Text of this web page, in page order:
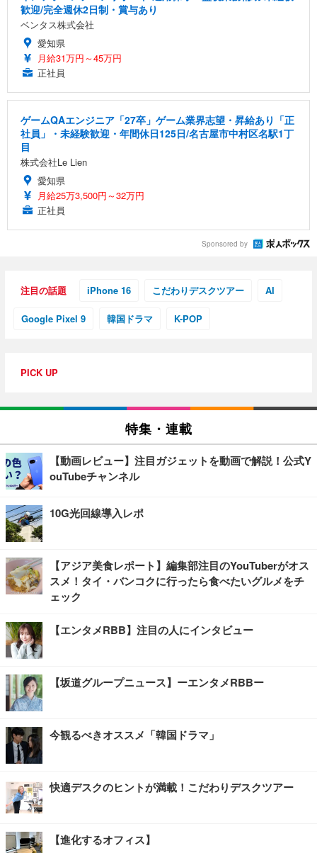
歓迎/完全週休2日制・賞与あり
ベンタス株式会社
愛知県
月給31万円～45万円
正社員
ゲームQAエンジニア「27卒」ゲーム業界志望・昇給あり「正
社員」・未経験歓迎・年間休日125日/名古屋市中村区名駅1丁
目
株式会社Le Lien
愛知県
月給25万3,500円～32万円
正社員
Sponsored by
注目の話題 iPhone 16 こだわりデスクツアー AI
Google Pixel 9 韓国ドラマ K-POP
PICK UP
特集・連載
【動画レビュー】注目ガジェットを動画で解説！公式Y
ouTubeチャンネル
10G光回線導入レポ
【アジア美食レポート】編集部注目のYouTuberがオス
スメ！タイ・バンコクに行ったら食べたいグルメをチ
ェック
【エンタメRBB】注目の人にインタビュー
【坂道グループニュース】ーエンタメRBBー
今観るべきオススメ「韓国ドラマ」
快適デスクのヒントが満載！こだわりデスクツアー
【進化するオフィス】